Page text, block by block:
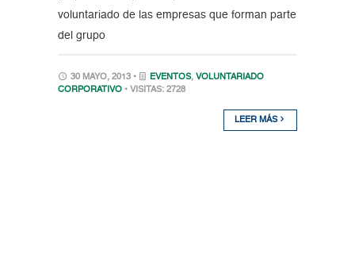
voluntariado de las empresas que forman parte
del grupo
30 MAYO, 2013 • EVENTOS, VOLUNTARIADO
CORPORATIVO • VISITAS: 2728
LEER MÁS